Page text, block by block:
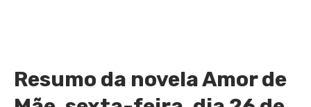
Resumo da novela Amor de